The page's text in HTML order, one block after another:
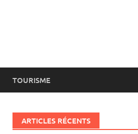
TOURISME
ARTICLES RÉCENTS